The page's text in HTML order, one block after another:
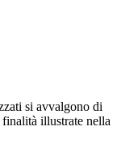
si avvalgono di
illustrate nella